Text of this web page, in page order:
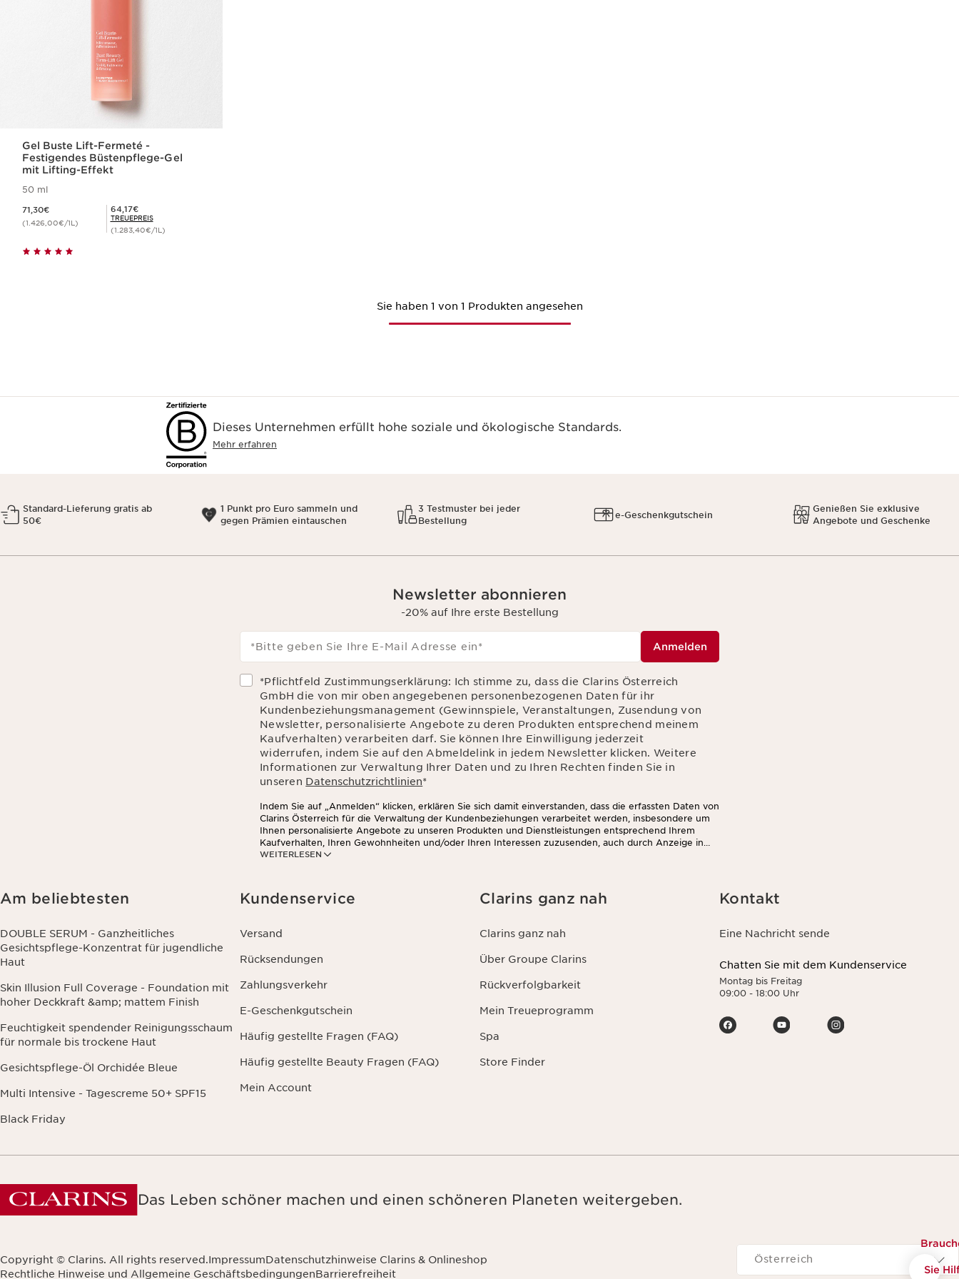
Gel Buste Lift-Fermeté -
Festigendes Büstenpflege-Gel
mit Lifting-Effekt
50 ml
71,30€
(1.426,00€/1L)
Mitgliederpreis 64,17€
64,17€
TREUEPREIS
(1.283,40€/1L)
Sie haben 1 von 1 Produkten angesehen
Sie
Dieses Unternehmen erfüllt hohe soziale und ökologische Standards.
Mehr erfahren
Standard-Lieferung gratis ab
50€
1 Punkt pro Euro sammeln und
gegen Prämien eintauschen
3 Testmuster bei jeder
Bestellung
e-Geschenkgutschein
Genießen Sie exklusive
Angebote und Geschenke
Newsletter abonnieren
-20% auf Ihre erste Bestellung
*Bitte geben Sie Ihre E-Mail Adresse ein* Anmelden
*Pflichtfeld Zustimmungserklärung: Ich stimme zu, dass die Clarins Österreich
GmbH die von mir oben angegebenen personenbezogenen Daten für ihr
Kundenbeziehungsmanagement (Gewinnspiele, Veranstaltungen, Zusendung von
Newsletter, personalisierte Angebote zu deren Produkten entsprechend meinem
Kaufverhalten) verarbeiten darf. Sie können Ihre Einwilligung jederzeit
widerrufen, indem Sie auf den Abmeldelink in jedem Newsletter klicken. Weitere
Informationen zur Verwaltung Ihrer Daten und zu Ihren Rechten finden Sie in
unseren Datenschutzrichtlinien*
WEITERLESEN
Indem Sie auf „Anmelden“ klicken, erklären Sie sich damit einverstanden, dass die erfassten Daten von
Clarins Österreich für die Verwaltung der Kundenbeziehungen verarbeitet werden, insbesondere um
Ihnen personalisierte Angebote zu unseren Produkten und Dienstleistungen entsprechend Ihrem
Kaufverhalten, Ihren Gewohnheiten und/oder Ihren Interessen zuzusenden, auch durch Anzeige in
sozialen Netzwerken und auf Websites Dritter, sowie für analytische Zwecke.
Am beliebtesten
DOUBLE SERUM - Ganzheitliches
Gesichtspflege-Konzentrat für jugendliche
Haut
Skin Illusion Full Coverage - Foundation mit
hoher Deckkraft &amp; mattem Finish
Feuchtigkeit spendender Reinigungsschaum
für normale bis trockene Haut
Gesichtspflege-Öl Orchidée Bleue
Multi Intensive - Tagescreme 50+ SPF15
Black Friday
Kundenservice
Versand
Rücksendungen
Zahlungsverkehr
E-Geschenkgutschein
Häufig gestellte Fragen (FAQ)
Häufig gestellte Beauty Fragen (FAQ)
Mein Account
Clarins ganz nah
Clarins ganz nah
Über Groupe Clarins
Rückverfolgbarkeit
Mein Treueprogramm
Spa
Store Finder
Kontakt
Eine Nachricht sende
Chatten Sie mit dem Kundenservice
Montag bis Freitag
09:00 - 18:00 Uhr
Das Leben schöner machen und einen schöneren Planeten weitergeben.
Copyright © Clarins. All rights reserved.ImpressumDatenschutzhinweise Clarins & Onlineshop
Rechtliche Hinweise und Allgemeine GeschäftsbedingungenBarrierefreiheit
Navigieren zu
Österreich